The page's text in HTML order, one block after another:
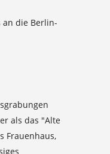
an die Berlin-
als das "Alte
Frauenhaus,